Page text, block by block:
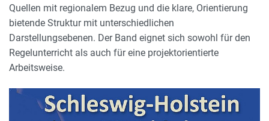
Quellen mit regionalem Bezug und die klare, Orientierung
bietende Struktur mit unterschiedlichen
Darstellungsebenen. Der Band eignet sich sowohl für den
Regelunterricht als auch für eine projektorientierte
Arbeitsweise.